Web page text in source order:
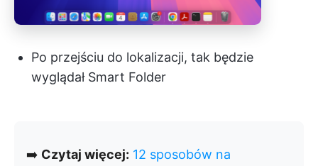
Po przejściu do lokalizacji, tak będzie
wyglądał Smart Folder
➡️ Czytaj więcej: 12 sposobów na